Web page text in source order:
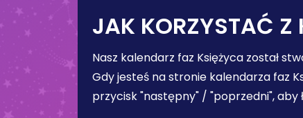
JAK KORZYSTAĆ Z
Nasz kalendarz faz Księżyca został
Gdy jesteś na stronie kalendarza faz
przycisk "następny" / "poprzedni",